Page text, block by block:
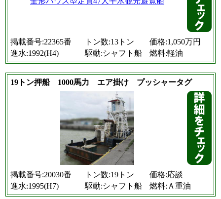
掲載番号:22365番 トン数:13トン
価格:1,050万円
進水:1992(H4)
駆動:シャフト船 燃料:軽油
19トン押船 1000馬力 エア掛け プッシャータグ
掲載番号:20030番 トン数:19トン
価格:応談
進水:1995(H7)
駆動:シャフト船 燃料:Ａ重油